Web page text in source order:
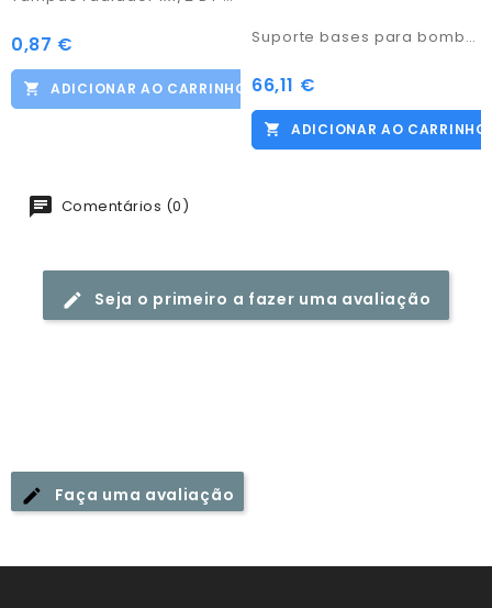
Preço
0,87 €
ADICIONAR AO CARRINHO
Suporte bases para bomba calor 600x130x95
Preço
66,11 €
ADICIONAR AO CARRINHO
Comentários (0)
Seja o primeiro a fazer uma avaliação
Faça uma avaliação